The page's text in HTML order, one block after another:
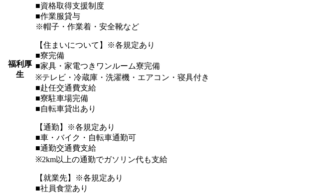
福利厚
生
■資格取得支援制度
■作業服貸与
※帽子・作業着・安全靴など
【住まいについて】※各規定あり
■寮完備
■家具・家電つきワンルーム寮完備
※テレビ・冷蔵庫・洗濯機・エアコン・寝具付き
■赴任交通費支給
■寮駐車場完備
■自転車貸出あり
【通勤】※各規定あり
■車・バイク・自転車通勤可
■通勤交通費支給
※2km以上の通勤でガソリン代も支給
【就業先】※各規定あり
■社員食堂あり